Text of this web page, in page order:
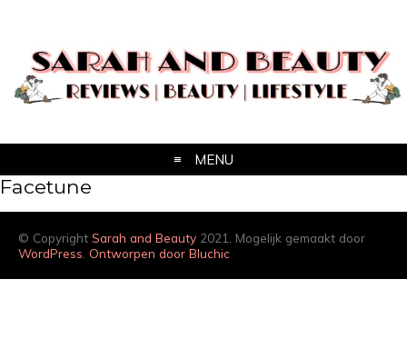
MENU
Facetune
© Copyright Sarah and Beauty 2021. Mogelijk gemaakt door
WordPress Ontworpen door Bluchic